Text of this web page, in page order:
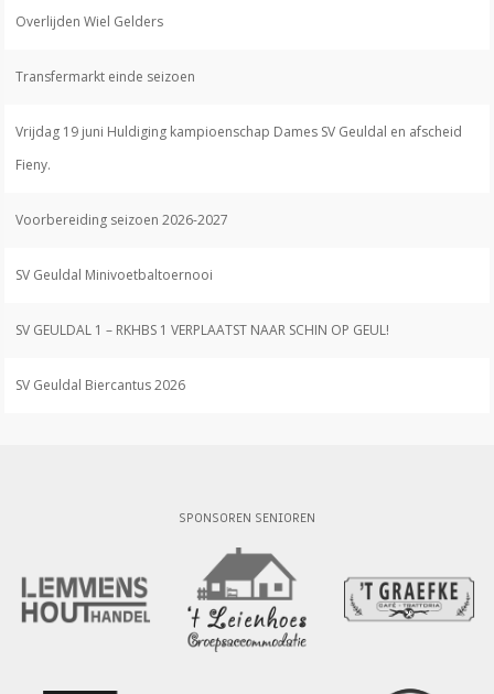
Overlijden Wiel Gelders
Transfermarkt einde seizoen
Vrijdag 19 juni Huldiging kampioenschap Dames SV Geuldal en afscheid
Fieny.
Voorbereiding seizoen 2026-2027
SV Geuldal Minivoetbaltoernooi
SV GEULDAL 1 – RKHBS 1 VERPLAATST NAAR SCHIN OP GEUL!
SV Geuldal Biercantus 2026
SPONSOREN SENIOREN